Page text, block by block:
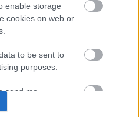
enable storage
cookies on web or
to be sent to
purposes.
send me
pénteken dél-Vietnámban
ember halálához és egy
Hieu (18) pedig
sérülésekkel.
Nguyen Thanh Tu…